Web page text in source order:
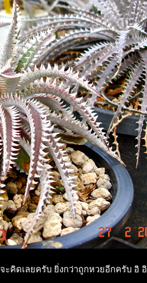
คิดเลยครับ ยิ่งกว่าถูกหวยอีกครับ อิ อิ